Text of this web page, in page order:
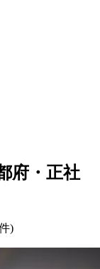
府・正社
)